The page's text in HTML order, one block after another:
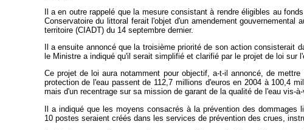
Il a en outre rappelé que la mesure consistant à rendre éligibles au
Conservatoire du littoral ferait l'objet d'un amendement
territoire (CIADT) du 14 septembre dernier.
Il a ensuite annoncé que la troisième priorité de son action
le Ministre a indiqué qu'il serait simplifié et clarifié par le projet de loi
Ce projet de loi aura notamment pour objectif, a-t-il annoncé, de
protection de l'eau passent de 112,7 millions d'euros en 2004 à 100,4
mais d'un recentrage sur sa mission de garant de la qualité de l'eau vis-
Il a indiqué que les moyens consacrés à la prévention des
10 postes seraient créés dans les services de prévention des crues,